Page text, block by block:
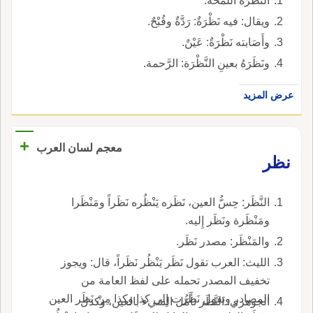
ويقال: فيه نَظْرَةٌ: رَدَّةٌ وقُبْحٌ.
وأَصَابته نَظْرَةٌ: عَيْنٌ.
ونَظَرَهُ بعينِ النَّظْرَة: الرَّحمة.
عرض المزيد
معجم لسان العرب
+
نظر
النَّظَر: حِسُّ العين، نَظَره يَنْظُره نَظَراً ومَنْظَرا
ومَنْظَرة ونَظَر إِليه.
والمَنْظَر: مصدر نَظَر.
الليث: العرب تقول نَظَر يَنْظُر نَظَراً، قال: ويجوز
تخفيف المصدر تحمله على لفظ العامة من
المصادر وتقول نَظَرت إِلى كذا وكذا مِنْ نَظَر العين
الجوهري: النَّظَر تأَمُّل الشيء بالعين، وكذل